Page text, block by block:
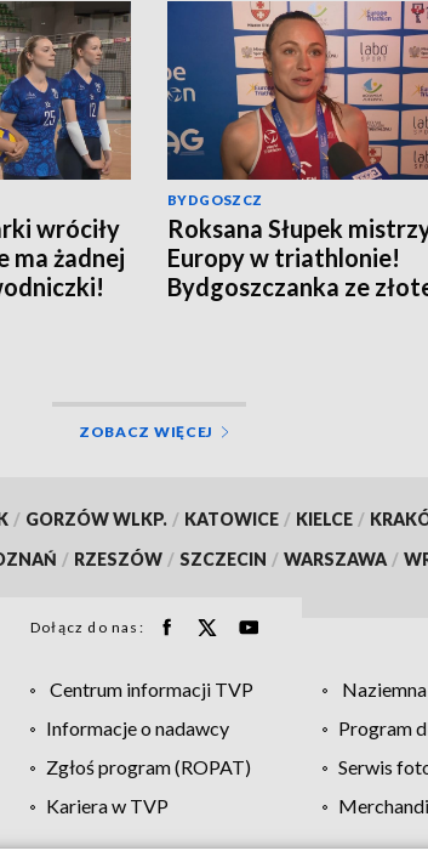
wróciły
ma żadnej
BYDGOSZCZ
Roksana Słupek
Europy w triathlonie!
Bydgoszczanka ze
ZOBACZ WIĘCEJ
/ GORZÓW WLKP. / KATOWICE / KIELCE /
/ RZESZÓW / SZCZECIN / WARSZAWA /
Dołącz do nas:
Centrum informacji TVP
Informacje o nadawcy
Program
Zgłoś program (ROPAT)
Serwis
Kariera w TVP